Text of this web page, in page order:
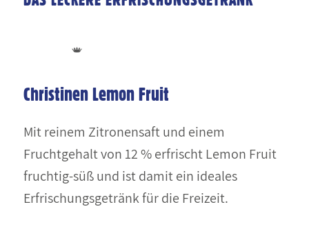
Christinen Lemon Fruit
Mit reinem Zitronensaft und einem
Fruchtgehalt von 12 % erfrischt Lemon Fruit
fruchtig-süß und ist damit ein ideales
Erfrischungsgetränk für die Freizeit.